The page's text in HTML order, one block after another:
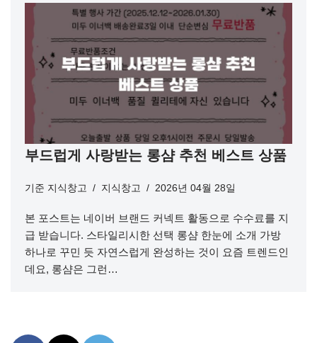
부드럽게 사랑받는 롱샴 추천 베스트 상품
기준 지식창고 지식창고 2026년 04월 28일
본 포스트는 네이버 브랜드 커넥트 활동으로 수수료를 지
급 받습니다. 스타일리시한 선택 롱샴 한눈에 소개 가방
하나로 꾸민 듯 자연스럽게 완성하는 것이 요즘 트렌드인
데요, 롱샴은 그런…